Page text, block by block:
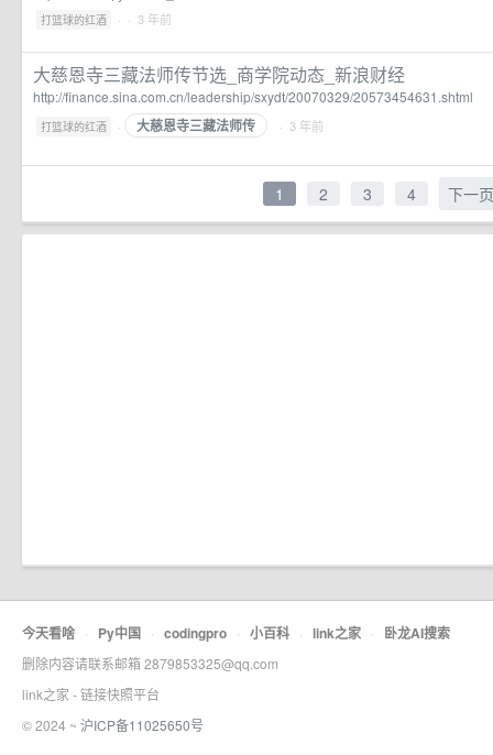
打篮球的红酒 · · 3 年前
大慈恩寺三藏法师传节选_商学院动态_新浪财经
http://finance.sina.com.cn/leadership/sxydt/20070329/20573454631.shtml
打篮球的红酒 · 大慈恩寺三藏法师传 · 3 年前
1 2 3 4 下一页
今天看啥 · Py中国 · codingpro · 小百科 · link之家 · 卧龙AI搜索
删除内容请联系邮箱 2879853325@qq.com
link之家 - 链接快照平台
© 2024 ~ 沪ICP备11025650号